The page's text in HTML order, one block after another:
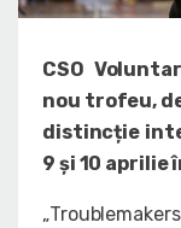
CSO
nou trofeu,
distincție
9 și 10 aprilie